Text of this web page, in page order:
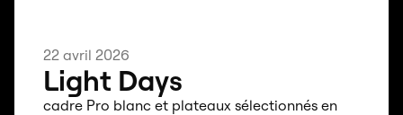
22 avril 2026
Light Days
cadre Pro blanc et plateaux sélectionnés en